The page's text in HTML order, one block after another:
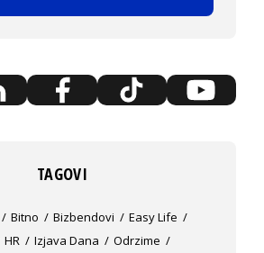
TAGOVI
Bitno Bizbendovi
Easy Life
HR Izjava Dana
Odrzime